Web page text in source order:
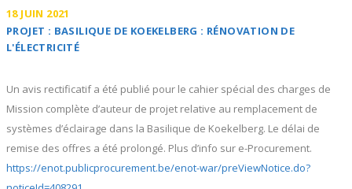
18 JUIN 2021
PROJET : BASILIQUE DE KOEKELBERG : RÉNOVATION DE
L'ÉLECTRICITÉ
Un avis rectificatif a été publié pour le cahier spécial des charges de
Mission complète d’auteur de projet relative au remplacement de
systèmes d’éclairage dans la Basilique de Koekelberg. Le délai de
remise des offres a été prolongé. Plus d’info sur e-Procurement.
https://enot.publicprocurement.be/enot-war/preViewNotice.do?